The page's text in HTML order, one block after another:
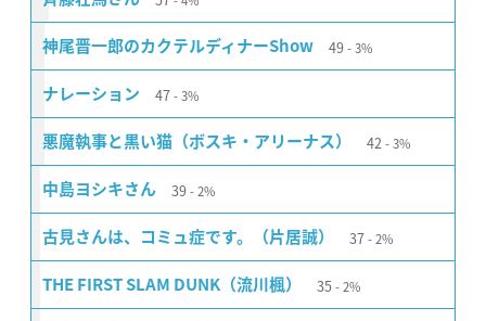
神尾晋一郎のカクテルディナーShow 49 3%
ナレーション 47 3%
悪魔執事と黒い猫（ボスキ・アリーナス） 42 3%
中島ヨシキさん 39 2%
古見さんは、コミュ症です。（片居誠） 37 2%
THE FIRST SLAM DUNK（流川楓） 35 2%